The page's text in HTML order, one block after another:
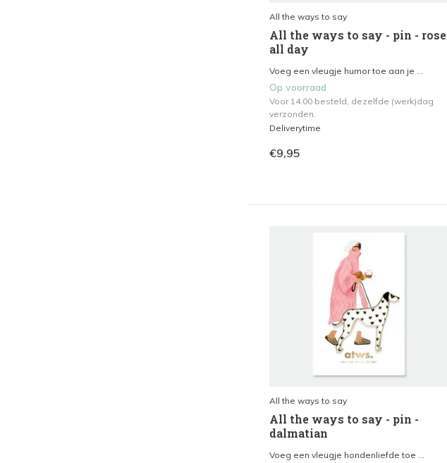
All the ways to say
All the ways to say - pin - rose
all day
Voeg een vleugje humor toe aan je ...
Op voorraad
Voor 14.00 besteld, dezelfde (werk)dag
verzonden.
Deliverytime
€9,95
All the ways to say
All the ways to say - pin -
dalmatian
Voeg een vleugje hondenliefde toe ...